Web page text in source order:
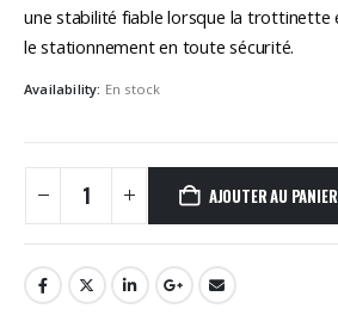
une stabilité fiable lorsque la trottinette
le stationnement en toute sécurité.
Availability: En stock
AJOUTER AU PANIER